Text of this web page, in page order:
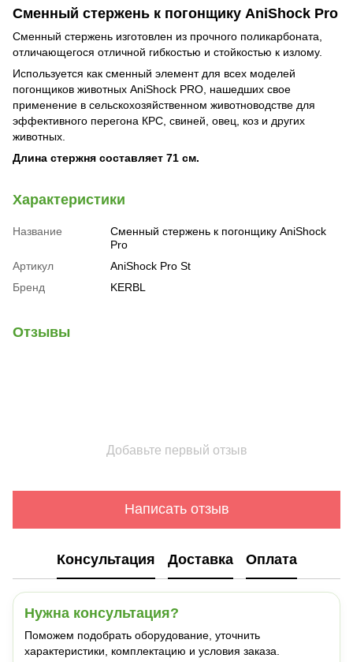
Сменный стержень к погонщику AniShock Pro
Сменный стержень изготовлен из прочного поликарбоната,
отличающегося отличной гибкостью и стойкостью к излому.
Используется как сменный элемент для всех моделей
погонщиков животных AniShock PRO, нашедших свое
применение в сельскохозяйственном животноводстве для
эффективного перегона КРС, свиней, овец, коз и других
животных.
Длина стержня составляет 71 см.
Характеристики
Название
Сменный стержень к погонщику AniShock
Pro
Артикул
AniShock Pro St
Бренд
KERBL
Отзывы
Добавьте первый отзыв
Написать отзыв
Консультация Доставка Оплата
Нужна консультация?
Поможем подобрать оборудование, уточнить
характеристики, комплектацию и условия заказа.